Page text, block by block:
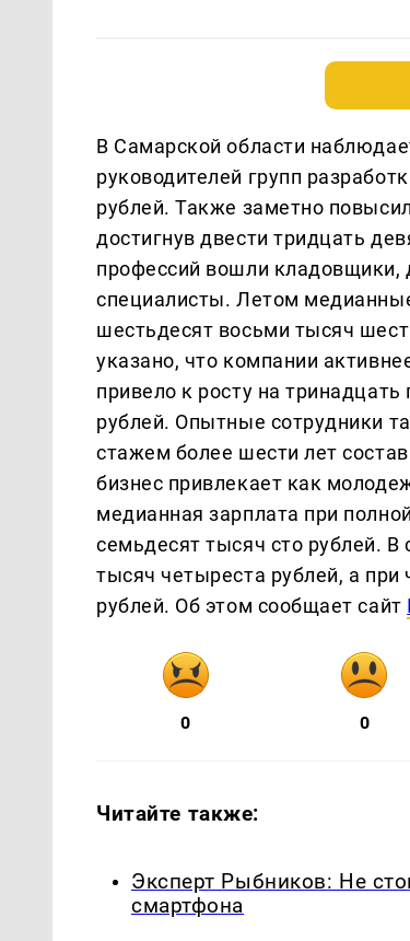
В Самарской области
руководителей групп
рублей. Также заметно
достигнув двести тридцать
профессий вошли кладовщики,
специалисты. Летом
шестьдесят восьми тысяч
указано, что компании
привело к росту на
рублей. Опытные сотрудники
стажем более шести лет
бизнес привлекает как
медианная зарплата при
семьдесят тысяч сто рублей. В
тысяч четыреста рублей, а при
рублей. Об этом сообщает сайт
0 0
Читайте также:
Эксперт Рыбников: Не
смартфона